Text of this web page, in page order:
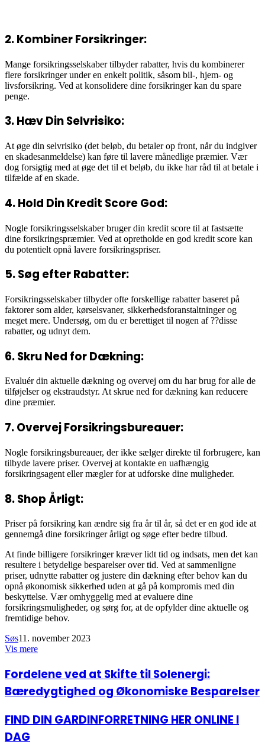
2. Kombiner Forsikringer:
Mange forsikringsselskaber tilbyder rabatter, hvis du kombinerer
flere forsikringer under en enkelt politik, såsom bil-, hjem- og
livsforsikring. Ved at konsolidere dine forsikringer kan du spare
penge.
3. Hæv Din Selvrisiko:
At øge din selvrisiko (det beløb, du betaler op front, når du indgiver
en skadesanmeldelse) kan føre til lavere månedlige præmier. Vær
dog forsigtig med at øge det til et beløb, du ikke har råd til at betale i
tilfælde af en skade.
4. Hold Din Kredit Score God:
Nogle forsikringsselskaber bruger din kredit score til at fastsætte
dine forsikringspræmier. Ved at opretholde en god kredit score kan
du potentielt opnå lavere forsikringspriser.
5. Søg efter Rabatter:
Forsikringsselskaber tilbyder ofte forskellige rabatter baseret på
faktorer som alder, kørselsvaner, sikkerhedsforanstaltninger og
meget mere. Undersøg, om du er berettiget til nogen af ??disse
rabatter, og udnyt dem.
6. Skru Ned for Dækning:
Evaluér din aktuelle dækning og overvej om du har brug for alle de
tilføjelser og ekstraudstyr. At skrue ned for dækning kan reducere
dine præmier.
7. Overvej Forsikringsbureauer:
Nogle forsikringsbureauer, der ikke sælger direkte til forbrugere, kan
tilbyde lavere priser. Overvej at kontakte en uafhængig
forsikringsagent eller mægler for at udforske dine muligheder.
8. Shop Årligt:
Priser på forsikring kan ændre sig fra år til år, så det er en god ide at
gennemgå dine forsikringer årligt og søge efter bedre tilbud.
At finde billigere forsikringer kræver lidt tid og indsats, men det kan
resultere i betydelige besparelser over tid. Ved at sammenligne
priser, udnytte rabatter og justere din dækning efter behov kan du
opnå økonomisk sikkerhed uden at gå på kompromis med din
beskyttelse. Vær omhyggelig med at evaluere dine
forsikringsmuligheder, og sørg for, at de opfylder dine aktuelle og
fremtidige behov.
Søs11. november 2023
Vis mere
Fordelene
ved
at
Solenergi:
Bæredygtighed
og
Fordelene ved at Skifte til Solenergi:
Bæredygtighed og Økonomiske Besparelser
FIND
DIN
GARDINFORRETNING
FIND DIN GARDINFORRETNING HER ONLINE I
DAG